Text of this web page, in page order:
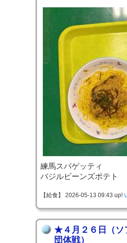
練馬スパゲッティ
バジルビーンズポテト
【給食】 2026-05-13 09:43 up!
★４月２６日（ソ
団体戦）